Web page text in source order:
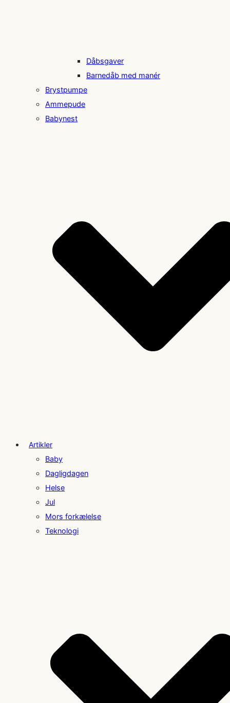
Dåbsgaver
Barnedåb med manér
Brystpumpe
Ammepude
Babynest
Artikler
Baby
Dagligdagen
Helse
Jul
Mors forkælelse
Teknologi